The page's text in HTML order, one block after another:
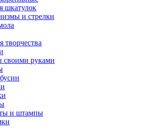
шкатулок
и стрелки
творчества
своими руками
и штампы